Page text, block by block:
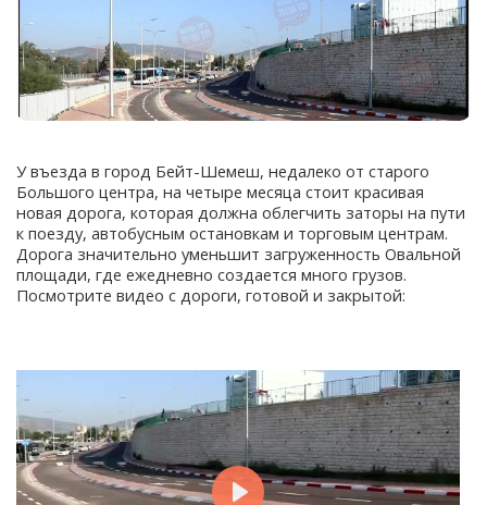
У въезда в город Бейт-Шемеш, недалеко от старого
Большого центра, на четыре месяца стоит красивая
новая дорога, которая должна облегчить заторы на пути
к поезду, автобусным остановкам и торговым центрам.
Дорога значительно уменьшит загруженность Овальной
площади, где ежедневно создается много грузов.
Посмотрите видео с дороги, готовой и закрытой: